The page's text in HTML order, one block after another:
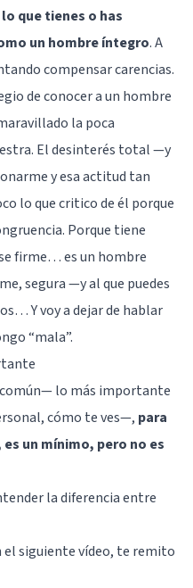
que tienes o has
un hombre íntegro. A
compensar carencias.
de conocer a un hombre
la poca
. El desinterés total —y
y esa actitud tan
lo que critico de él porque
Porque tiene
firme… es un hombre
segura —y al que puedes
Y voy a dejar de hablar
“mala”.
lo más importante
cómo te ves—, para
un mínimo, pero no es
la diferencia entre
el siguiente vídeo, te remito